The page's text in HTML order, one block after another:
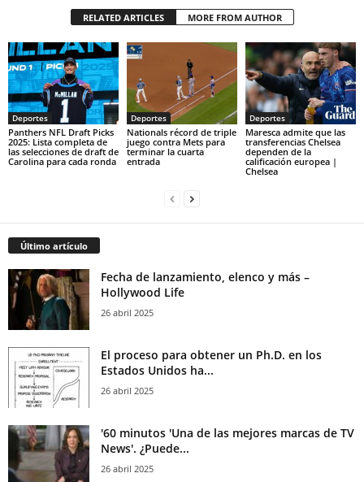
RELATED ARTICLES MORE FROM AUTHOR
Deportes
Panthers NFL Draft Picks
2025: Lista completa de
las selecciones de draft de
Carolina para cada ronda
Deportes
Nationals récord de triple
juego contra Mets para
terminar la cuarta
entrada
Deportes
Maresca admite que las
transferencias Chelsea
dependen de la
calificación europea |
Chelsea
Último artículo
Fecha de lanzamiento, elenco y más –
Hollywood Life
26 abril 2025
El proceso para obtener un Ph.D. en los
Estados Unidos ha...
26 abril 2025
'60 minutos 'Una de las mejores marcas de TV
News'. ¿Puede...
26 abril 2025